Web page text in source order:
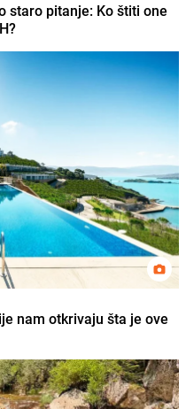
staro pitanje: Ko štiti one
nam otkrivaju šta je ove